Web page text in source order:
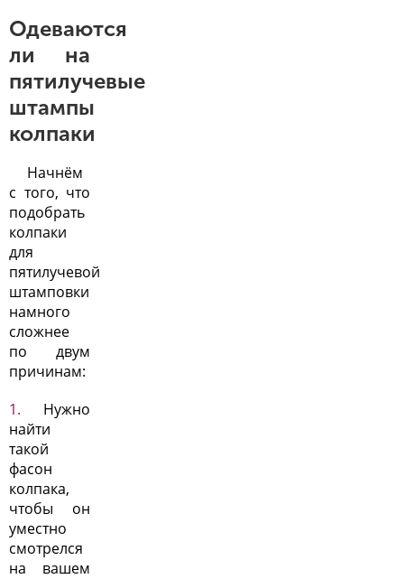
Одеваются
ли на
пятилучевые
штампы
колпаки
Начнём
с того, что
подобрать
колпаки
для
пятилучевой
штамповки
намного
сложнее
по двум
причинам:
Нужно
найти
такой
фасон
колпака,
чтобы он
уместно
смотрелся
на вашем